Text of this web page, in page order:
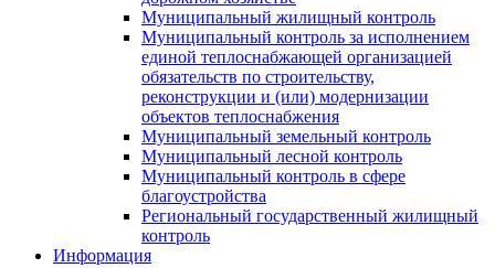
Муниципальный жилищный контроль
Муниципальный контроль за исполнением
единой теплоснабжающей организацией
обязательств по строительству,
реконструкции и (или) модернизации
объектов теплоснабжения
Муниципальный земельный контроль
Муниципальный лесной контроль
Муниципальный контроль в сфере
благоустройства
Региональный государственный жилищный
контроль
Информация